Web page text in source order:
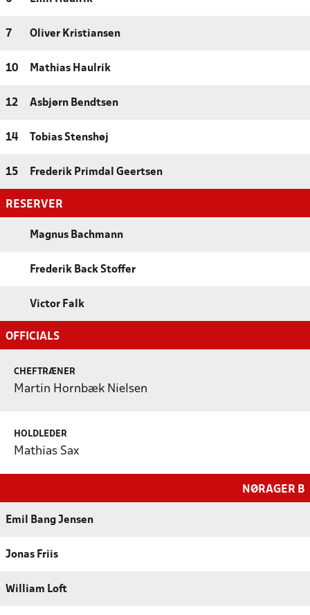
7 Oliver Kristiansen
10 Mathias Haulrik
12 Asbjørn Bendtsen
14 Tobias Stenshøj
15 Frederik Primdal Geertsen
RESERVER
Magnus Bachmann
Frederik Back Stoffer
Victor Falk
OFFICIALS
CHEFTRÆNER
Martin Hornbæk Nielsen
HOLDLEDER
Mathias Sax
NØRAGER B
Emil Bang Jensen
Jonas Friis
William Loft